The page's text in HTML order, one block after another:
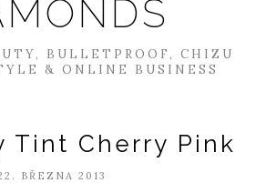
BULLETPROOF, CHIZU
& ONLINE BUSINESS
Tint Cherry Pink
BŘEZNA 2013